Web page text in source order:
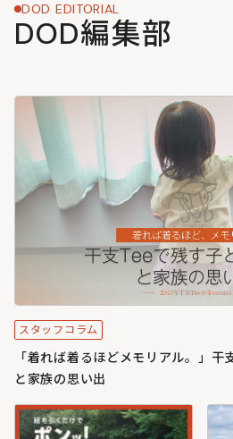
DOD EDITORIAL
DOD編集部
スタッフコラム
「着れば着るほどメモリアル。」
と家族の思い出